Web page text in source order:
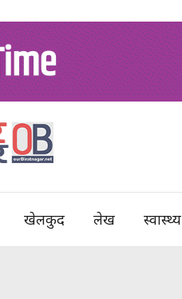
खेलकुद लेख स्वास्थ्य